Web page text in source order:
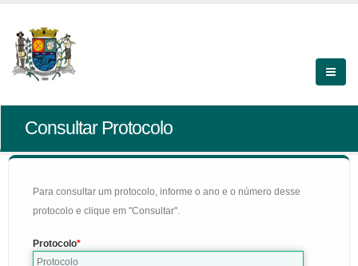
Consultar Protocolo
Para consultar um protocolo, informe o ano e o número desse
protocolo e clique em "Consultar".
Protocolo